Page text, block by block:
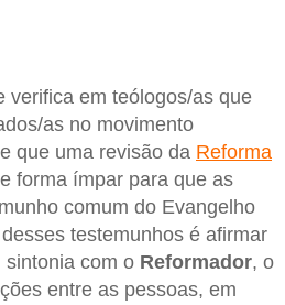
verifica em teólogos/as que
as no movimento
que uma revisão da Reforma
forma ímpar para que as
comum do Evangelho
testemunhos é afirmar
sintonia com o Reformador, o
entre as pessoas, em